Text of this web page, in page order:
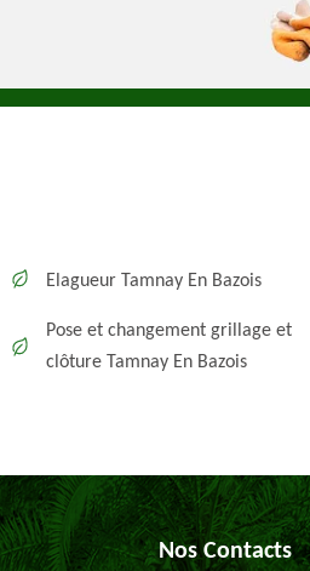
Elagueur Tamnay En Bazois
Pose et changement grillage et
clôture Tamnay En Bazois
Nos Contacts